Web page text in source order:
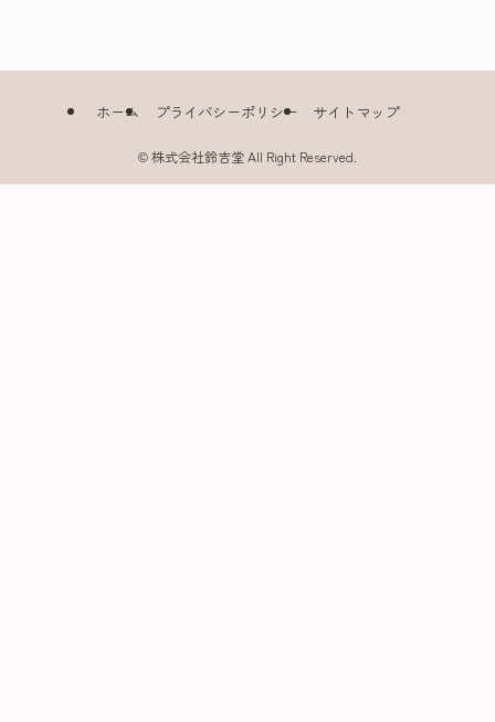
ホーム プライバシーポリシー サイトマップ
©株式会社鈴吉堂 All Right Reserved.